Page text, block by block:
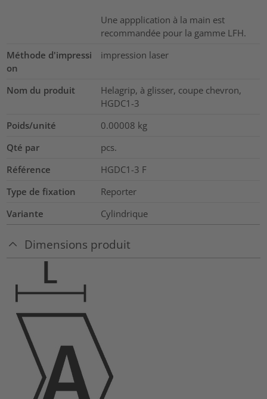
Une appplication à la main est
recommandée pour la gamme LFH.
Méthode d'impressi
on
impression laser
Nom du produit
Helagrip, à glisser, coupe chevron,
HGDC1-3
Poids/unité
0.00008 kg
Qté par
pcs.
Référence
HGDC1-3 F
Type de fixation
Reporter
Variante
Cylindrique
Dimensions produit